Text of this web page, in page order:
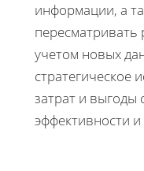
информации, а
пересматривать
учетом новых
стратегическое
затрат и
эффективности